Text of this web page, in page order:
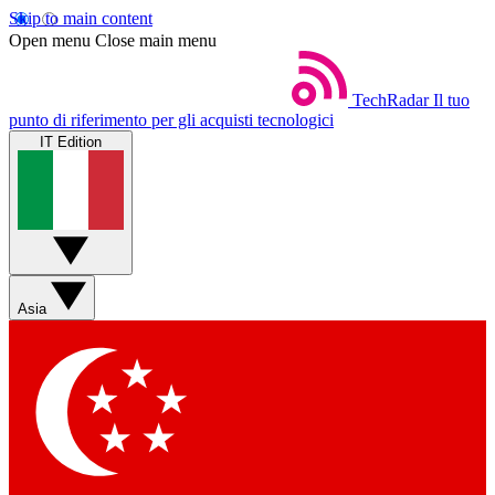
Skip to main content
Open menu Close main menu
TechRadar Il tuo
punto di riferimento per gli acquisti tecnologici
IT Edition
Asia